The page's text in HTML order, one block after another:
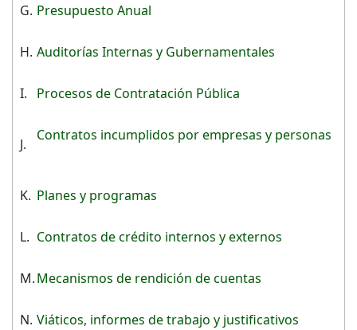
G. Presupuesto Anual
H. Auditorías Internas y Gubernamentales
I. Procesos de Contratación Pública
J.
Contratos incumplidos por empresas y personas
K. Planes y programas
L. Contratos de crédito internos y externos
M.Mecanismos de rendición de cuentas
N. Viáticos, informes de trabajo y justificativos